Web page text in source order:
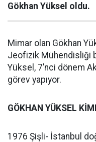
Gökhan Yüksel oldu.
Mimar olan Gökhan
Jeofizik Mühendisliği
Yüksel, 7’nci dönem
görev yapıyor.
GÖKHAN YÜKSEL
1976 Şişli- İstanbul